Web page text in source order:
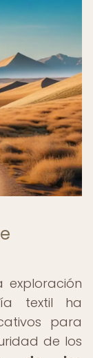
exploración
textil ha
para
de los